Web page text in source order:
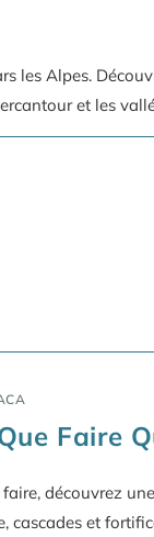
les Alpes.
et les
Faire
découvrez
cascades et